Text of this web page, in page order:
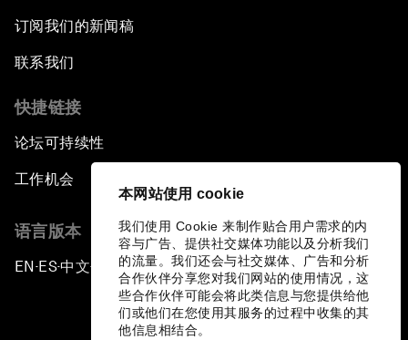
本网站使用 cookie
我们使用 Cookie 来制作贴合用户需求的内
容与广告、提供社交媒体功能以及分析我们
的流量。我们还会与社交媒体、广告和分析
合作伙伴分享您对我们网站的使用情况，这
些合作伙伴可能会将此类信息与您提供给他
们或他们在您使用其服务的过程中收集的其
他信息相结合。
订阅我们的新闻稿
联系我们
快捷链接
论坛可持续性
工作机会
语言版本
EN ▪ES▪中文▪ 日本語